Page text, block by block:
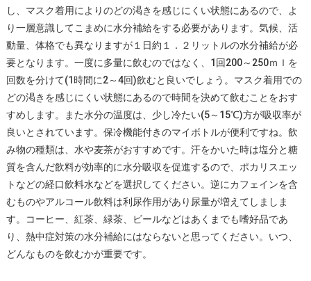
し、マスク着用によりのどの渇きを感じにくい状態にあるので、よ
り一層意識してこまめに水分補給をする必要があります。気候、活
動量、体格でも異なりますが１日約１．２リットルの水分補給が必
要となります。一度に多量に飲むのではなく、1回200～250ｍｌを
回数を分けて(1時間に2～4回)飲むと良いでしょう。マスク着用での
どの渇きを感じにくい状態にあるので時間を決めて飲むことをおす
すめします。また水分の温度は、少し冷たい(5～15℃)方が吸収率が
良いとされています。保冷機能付きのマイボトルが便利ですね。飲
み物の種類は、水や麦茶がおすすめです。汗をかいた時は塩分と糖
質を含んだ飲料が効率的に水分吸収を促進するので、ポカリスエッ
トなどの経口飲料水などを選択してください。逆にカフェインを含
むものやアルコール飲料は利尿作用があり尿量が増えてしましま
す。コーヒー、紅茶、緑茶、ビールなどはあくまでも嗜好品であ
り、熱中症対策の水分補給にはならないと思ってください。いつ、
どんなものを飲むかが重要です。